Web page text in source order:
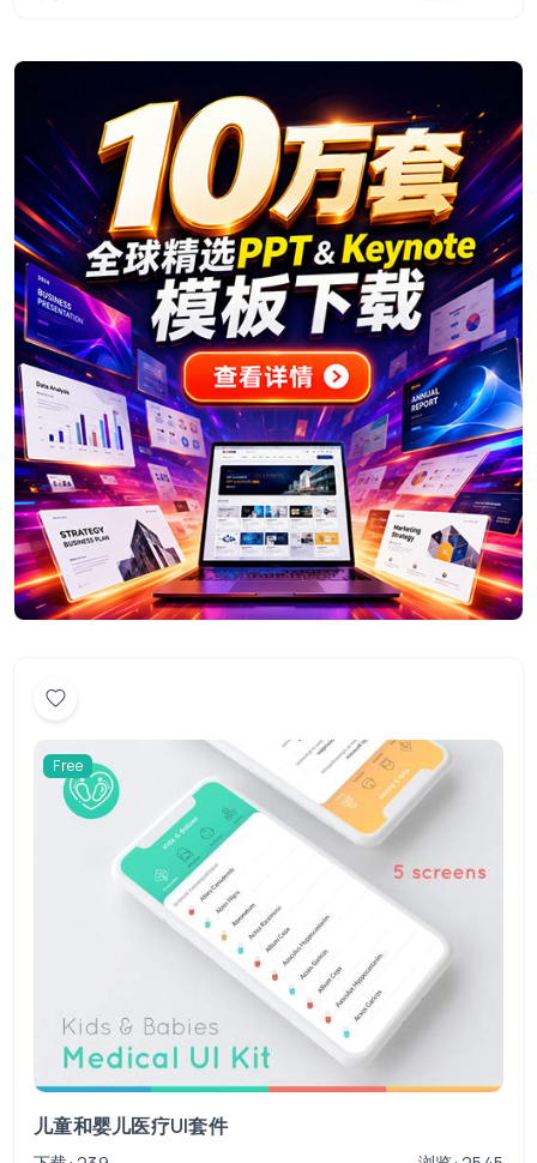
Free
儿童和婴儿医疗UI套件